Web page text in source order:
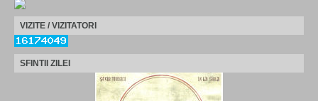
VIZITE / VIZITATORI
SFINTII ZILEI